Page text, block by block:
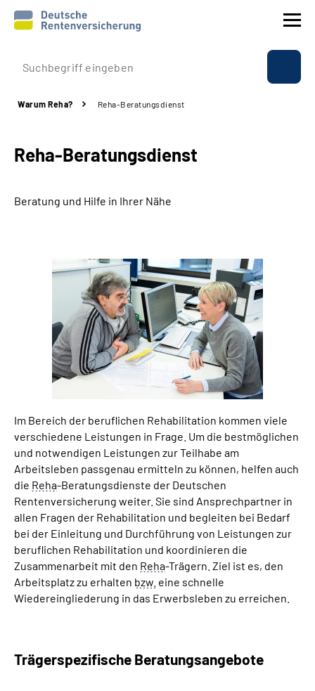
Prävention
Rente
Beratung & Kontakt
Über uns & Presse
Online-Services
Suche
Language
Inhalte in Gebärdensprache (DGS)
Leichte Sprache
Mein Kundenportal
Warum Reha? Reha-Beratungsdienst
Reha-Beratungsdienst
Beratung und Hilfe in Ihrer Nähe
Im Bereich der beruflichen Rehabilitation kommen viele
verschiedene Leistungen in Frage. Um die bestmöglichen
und notwendigen Leistungen zur Teilhabe am
Arbeitsleben passgenau ermitteln zu können, helfen auch
die Reha-Beratungsdienste der Deutschen
Rentenversicherung weiter. Sie sind Ansprechpartner in
allen Fragen der Rehabilitation und begleiten bei Bedarf
bei der Einleitung und Durchführung von Leistungen zur
beruflichen Rehabilitation und koordinieren die
Zusammenarbeit mit den Reha-Trägern. Ziel ist es, den
Arbeitsplatz zu erhalten bzw. eine schnelle
Wiedereingliederung in das Erwerbsleben zu erreichen.
Trägerspezifische Beratungsangebote